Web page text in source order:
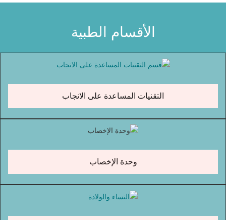
الأقسام الطبية
التقنيات المساعدة على الانجاب
وحدة الإخصاب